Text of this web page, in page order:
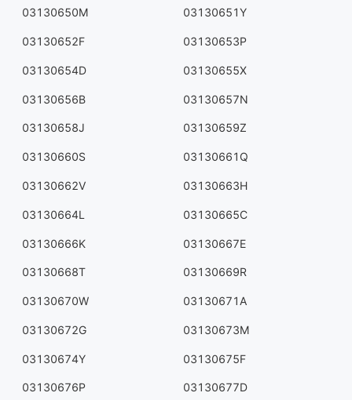
03130650M 03130651Y
03130652F 03130653P
03130654D 03130655X
03130656B 03130657N
03130658J 03130659Z
03130660S 03130661Q
03130662V 03130663H
03130664L 03130665C
03130666K 03130667E
03130668T 03130669R
03130670W 03130671A
03130672G 03130673M
03130674Y 03130675F
03130676P 03130677D